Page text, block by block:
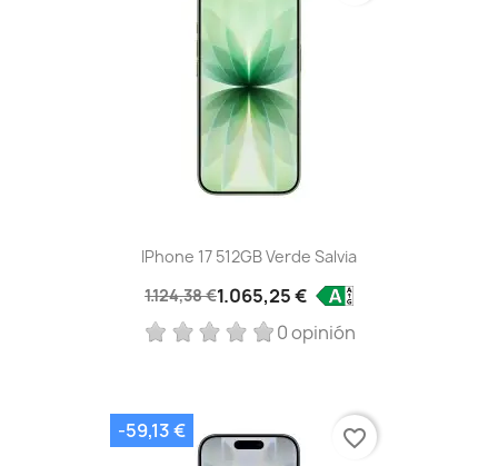
IPhone 17 512GB Verde Salvia
1.124,38 €1.065,25 €
0 opinión
-59,13 € favorite_border